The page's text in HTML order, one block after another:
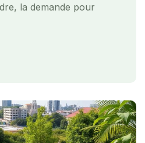
la demande pour